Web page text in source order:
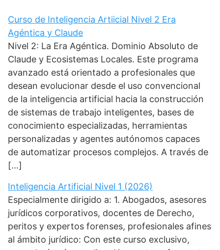
Curso de Inteligencia Artiicial Nivel 2 Era
Agéntica y Claude
Nivel 2: La Era Agéntica. Dominio Absoluto de
Claude y Ecosistemas Locales. Este programa
avanzado está orientado a profesionales que
desean evolucionar desde el uso convencional
de la inteligencia artificial hacia la construcción
de sistemas de trabajo inteligentes, bases de
conocimiento especializadas, herramientas
personalizadas y agentes autónomos capaces
de automatizar procesos complejos. A través de
[…]
Inteligencia Artificial Nivel 1 (2026)
Especialmente dirigido a: 1. Abogados, asesores
jurídicos corporativos, docentes de Derecho,
peritos y expertos forenses, profesionales afines
al ámbito jurídico: Con este curso exclusivo,